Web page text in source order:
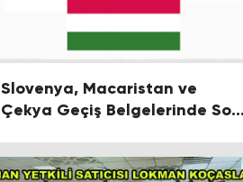
Slovenya, Macaristan ve
Çekya Geçiş Belgelerinde Son